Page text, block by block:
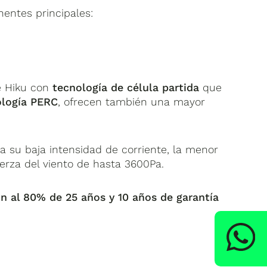
principales:
Hiku contecnología de célula partida que
PERC, ofrecen también una mayor
su baja intensidad de corriente, la menor
del viento de hasta 3600Pa.
al 80% de 25 años y 10 años de garantía